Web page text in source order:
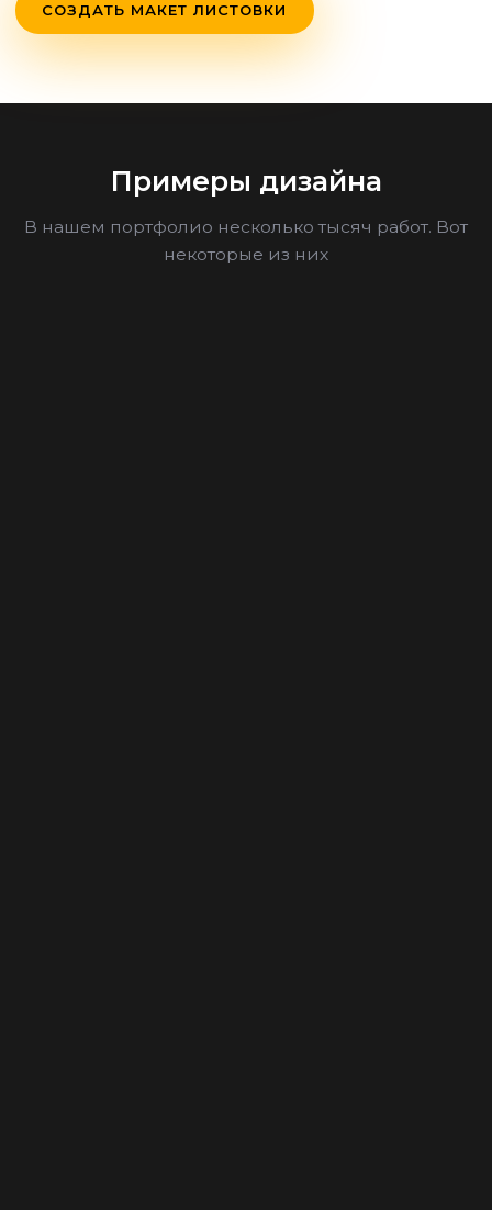
СОЗДАТЬ МАКЕТ ЛИСТОВКИ
Примеры дизайна
В нашем портфолио несколько тысяч работ. Вот
некоторые из них